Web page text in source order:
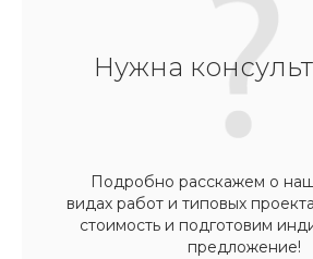
Нужна
Подробно расскажем о
видах работ и типовых
стоимость и подготовим
предложение!